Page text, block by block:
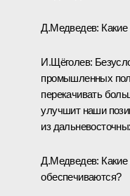
Д.Медведев:
И.Щёголев:
промышленных
перекачивать
улучшит наши
из
Д.Медведев: Какие
обеспечиваются?